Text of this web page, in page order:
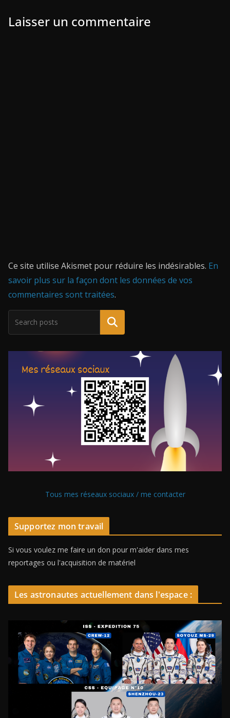
Laisser un commentaire
Ce site utilise Akismet pour réduire les indésirables. En
savoir plus sur la façon dont les données de vos
commentaires sont traitées.
Tous mes réseaux sociaux / me contacter
Supportez mon travail
Si vous voulez me faire un don pour m'aider dans mes
reportages ou l'acquisition de matériel
Les astronautes actuellement dans l'espace :